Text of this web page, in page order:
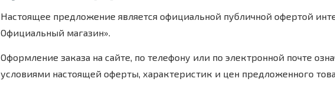
Настоящее предложение является официальной публичной офертой
Официальный магазин».
Оформление заказа на сайте, по телефону или по электронной почте
условиями настоящей оферты, характеристик и цен предложенного